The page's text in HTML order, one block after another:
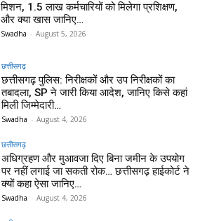
मिशन, 1.5 लाख कर्मचारियों को मिलेगा प्रशिक्षण,
और क्या खास जानिए…
Swadha - August 5, 2026
छत्तीसगढ़
छत्तीसगढ़ पुलिस: निरीक्षकों और उप निरीक्षकों का
तबादला, SP ने जारी किया आदेश, जानिए किसे कहां
मिली जिम्मेदारी…
Swadha - August 4, 2026
छत्तीसगढ़
अधिग्रहण और मुआवजा दिए बिना जमीन के उपयोग
पर नहीं लगाई जा सकती रोक… छत्तीसगढ़ हाईकोर्ट ने
क्यों कहा ऐसा जानिए…
Swadha - August 4, 2026